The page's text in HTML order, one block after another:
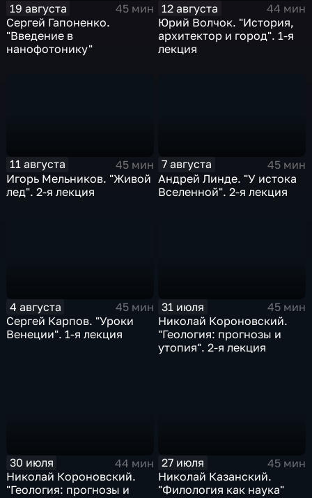
19 августа
45 мин
Сергей Гапоненко.
"Введение в
нанофотонику"
12 августа
44 мин
Юрий Волчок. "История,
архитектор и город". 1-я
лекция
11 августа
45 мин
Игорь Мельников. "Живой
лед". 2-я лекция
7 августа
45 мин
Андрей Линде. "У истока
Вселенной". 2-я лекция
4 августа
45 мин
Сергей Карпов. "Уроки
Венеции". 1-я лекция
31 июля
45 мин
Николай Короновский.
"Геология: прогнозы и
утопия". 2-я лекция
30 июля
44 мин
Николай Короновский.
"Геология: прогнозы и
27 июля
45 мин
Николай Казанский.
"Филология как наука"